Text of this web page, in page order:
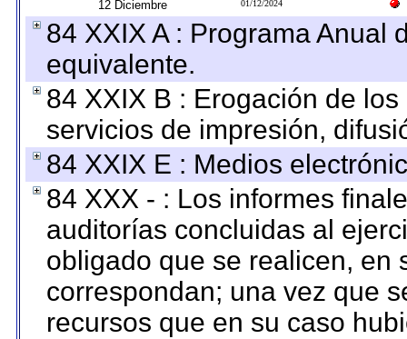
12 Diciembre 01/12/2024
84 XXIX A : Programa Anual
equivalente.
84 XXIX B : Erogación de
servicios de impresión,
84 XXIX E : Medios
84 XXX - : Los informes
auditorías concluidas al
obligado que se realicen, en
correspondan; una vez que
recursos que en su caso